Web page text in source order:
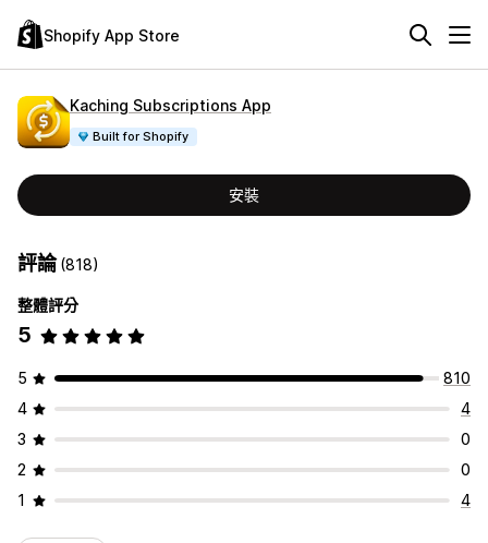
Shopify App Store
Kaching Subscriptions App
Built for Shopify
安裝
評論(818)
整體評分
5
5
810
4
4
3
0
2
0
1
4